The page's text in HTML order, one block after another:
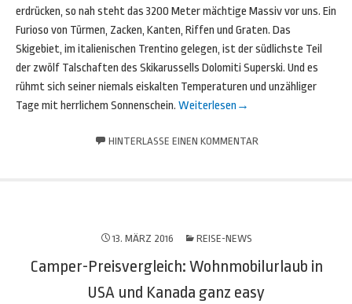
erdrücken, so nah steht das 3200 Meter mächtige Massiv vor uns. Ein
Furioso von Türmen, Zacken, Kanten, Riffen und Graten. Das
Skigebiet, im italienischen Trentino gelegen, ist der südlichste Teil
der zwölf Talschaften des Skikarussells Dolomiti Superski. Und es
rühmt sich seiner niemals eiskalten Temperaturen und unzähliger
Tage mit herrlichem Sonnenschein. Weiterlesen →
HINTERLASSE EINEN KOMMENTAR
13. MÄRZ 2016 REISE-NEWS
Camper-Preisvergleich: Wohnmobilurlaub in
USA und Kanada ganz easy